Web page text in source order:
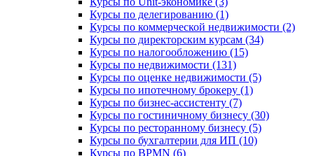
Курсы по делегированию (1)
Курсы по коммерческой недвижимости (2)
Курсы по директорским курсам (34)
Курсы по налогообложению (15)
Курсы по недвижимости (131)
Курсы по оценке недвижимости (5)
Курсы по ипотечному брокеру (1)
Курсы по бизнес-ассистенту (7)
Курсы по гостиничному бизнесу (30)
Курсы по ресторанному бизнесу (5)
Курсы по бухгалтерии для ИП (10)
Курсы по BPMN (6)